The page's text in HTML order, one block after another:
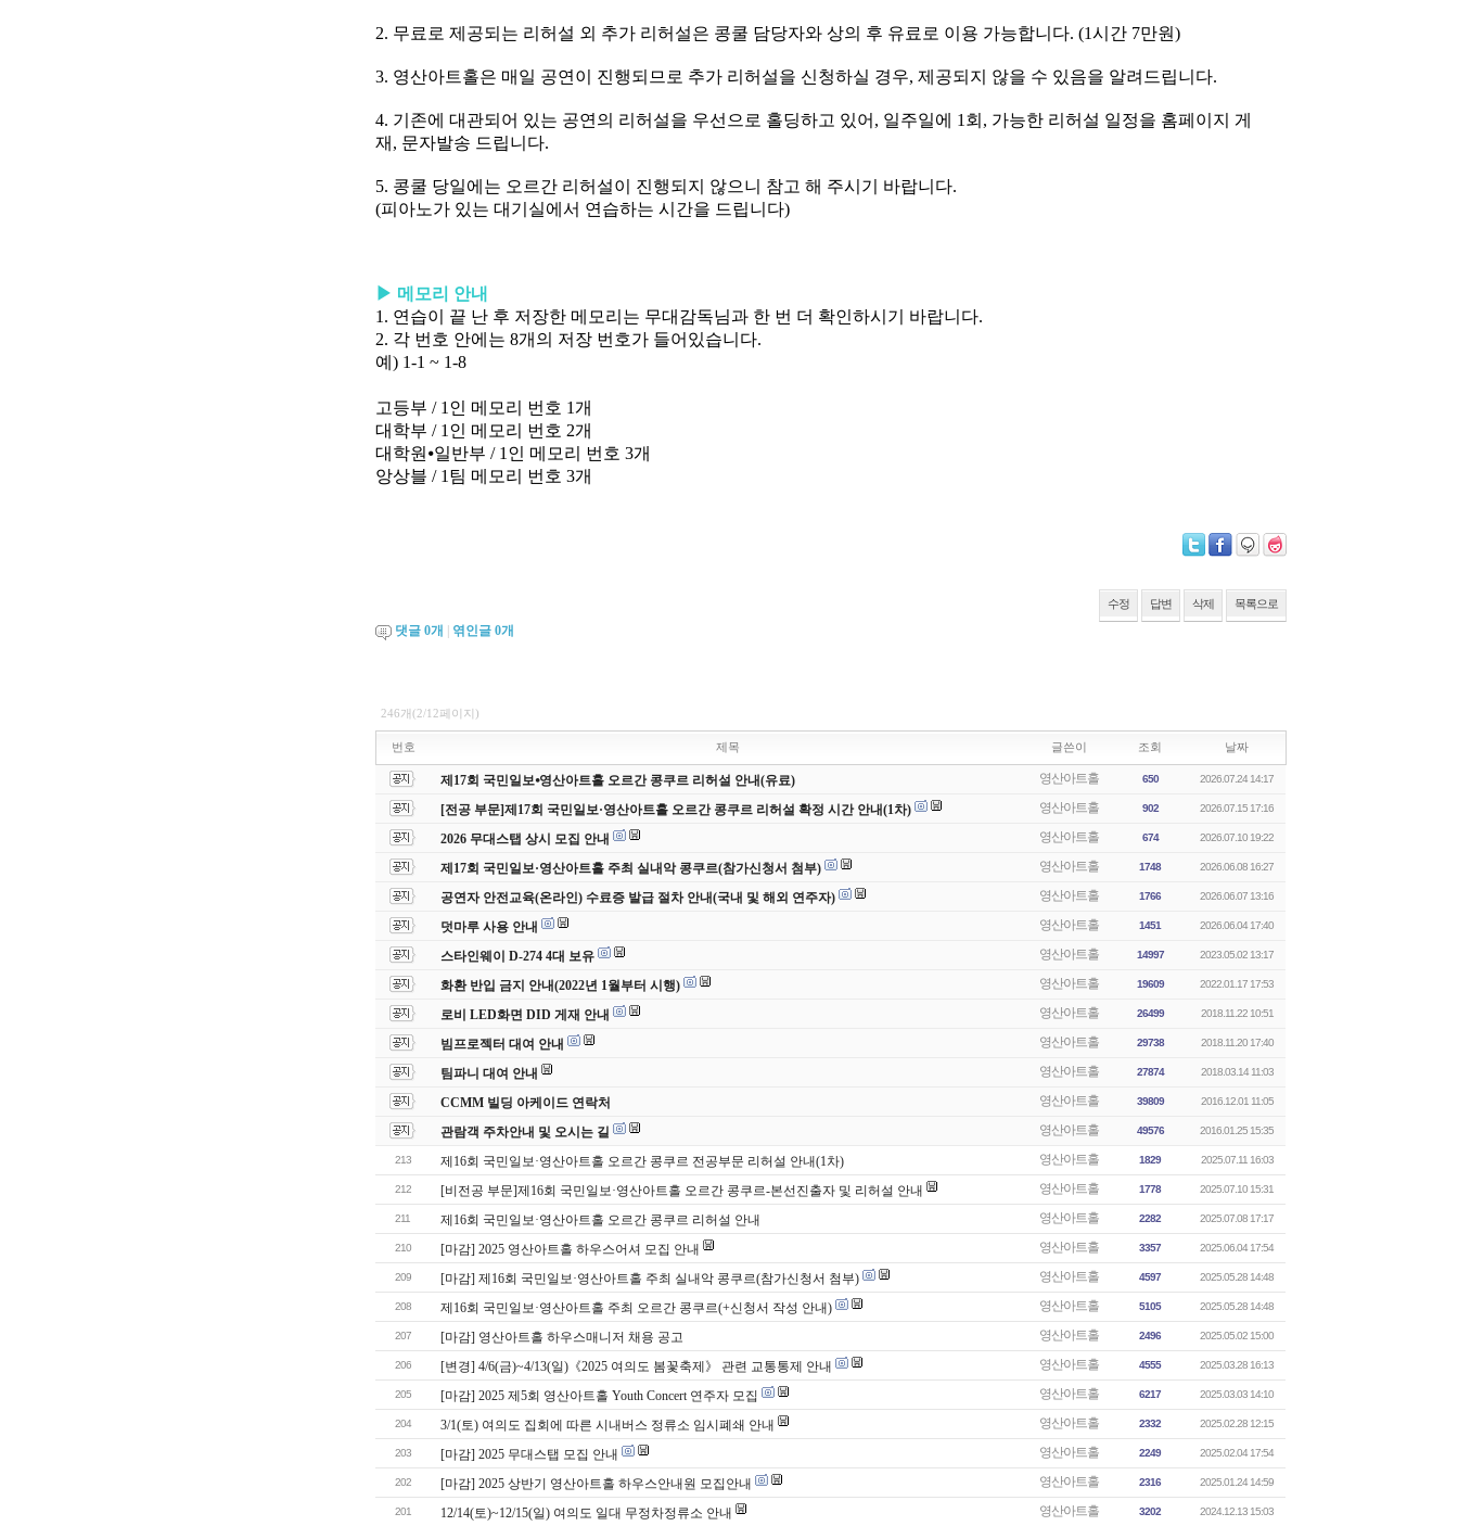
2. 무료로 제공되는 리허설 외 추가 리허설은 콩쿨 담당자와 상의 후 유료로 이용 가능합니다. (1시간 7만원)
3. 영산아트홀은 매일 공연이 진행되므로 추가 리허설을 신청하실 경우, 제공되지 않을 수 있음을 알려드립니다.
4. 기존에 대관되어 있는 공연의 리허설을 우선으로 홀딩하고 있어 , 일주일에 1 회 , 가능한 리허설 일정을 홈페이지 게
재 , 문자발송 드립니다.
5. 콩쿨 당일에는 오르간 리허설이 진행되지 않으니 참고 해 주시기 바랍니다.
(피아노가 있는 대기실에서 연습하는 시간을 드립니다)
▶ 메모리 안내
1. 연습이 끝 난 후 저장한 메모리는 무대감독님과 한 번 더 확인하시기 바랍니다.
2. 각 번호 안에는 8개의 저장 번호가 들어있습니다.
예 ) 1-1 ~ 1-8
고등부 / 1 인 메모리 번호 1개
대학부 / 1 인 메모리 번호 2개
대학원 ⦁일반부 / 1 인 메모리 번호 3개
앙상블 / 1 팀 메모리 번호 3개
수정 답변 삭제 목록으로
댓글 0개 엮인글 0개
246개(2/12페이지)
번호 제목 글쓴이 조회 날짜
제17회 국민일보⦁영산아트홀 오르간 콩쿠르 리허설 안내(유료) 영산아트홀 650 2026.07.24 14:17
[전공 부문]제17회 국민일보·영산아트홀 오르간 콩쿠르 리허설 확정 시간 안내(1차) 영산아트홀 902 2026.07.15 17:16
2026 무대스탭 상시 모집 안내 영산아트홀 674 2026.07.10 19:22
제17회 국민일보·영산아트홀 주최 실내악 콩쿠르(참가신청서 첨부) 영산아트홀 1748 2026.06.08 16:27
공연자 안전교육(온라인) 수료증 발급 절차 안내(국내 및 해외 연주자) 영산아트홀 1766 2026.06.07 13:16
덧마루 사용 안내 영산아트홀 1451 2026.06.04 17:40
스타인웨이 D-274 4대 보유 영산아트홀 14997 2023.05.02 13:17
화환 반입 금지 안내(2022년 1월부터 시행) 영산아트홀 19609 2022.01.17 17:53
로비 LED화면 DID 게재 안내 영산아트홀 26499 2018.11.22 10:51
빔프로젝터 대여 안내 영산아트홀 29738 2018.11.20 17:40
팀파니 대여 안내 영산아트홀 27874 2018.03.14 11:03
CCMM 빌딩 아케이드 연락처 영산아트홀 39809 2016.12.01 11:05
관람객 주차안내 및 오시는 길 영산아트홀 49576 2016.01.25 15:35
213 제16회 국민일보·영산아트홀 오르간 콩쿠르 전공부문 리허설 안내(1차) 영산아트홀 1829 2025.07.11 16:03
212 [비전공 부문]제16회 국민일보·영산아트홀 오르간 콩쿠르-본선진출자 및 리허설 안내 영산아트홀 1778 2025.07.10 15:31
211 제16회 국민일보·영산아트홀 오르간 콩쿠르 리허설 안내 영산아트홀 2282 2025.07.08 17:17
210 [마감] 2025 영산아트홀 하우스어셔 모집 안내 영산아트홀 3357 2025.06.04 17:54
209 [마감] 제16회 국민일보·영산아트홀 주최 실내악 콩쿠르(참가신청서 첨부) 영산아트홀 4597 2025.05.28 14:48
208 제16회 국민일보·영산아트홀 주최 오르간 콩쿠르(+신청서 작성 안내) 영산아트홀 5105 2025.05.28 14:48
207 [마감] 영산아트홀 하우스매니저 채용 공고 영산아트홀 2496 2025.05.02 15:00
206 [변경] 4/6(금)~4/13(일)《2025 여의도 봄꽃축제》 관련 교통통제 안내 영산아트홀 4555 2025.03.28 16:13
205 [마감] 2025 제5회 영산아트홀 Youth Concert 연주자 모집 영산아트홀 6217 2025.03.03 14:10
204 3/1(토) 여의도 집회에 따른 시내버스 정류소 임시폐쇄 안내 영산아트홀 2332 2025.02.28 12:15
203 [마감] 2025 무대스탭 모집 안내 영산아트홀 2249 2025.02.04 17:54
202 [마감] 2025 상반기 영산아트홀 하우스안내원 모집안내 영산아트홀 2316 2025.01.24 14:59
201 12/14(토)~12/15(일) 여의도 일대 무정차정류소 안내 영산아트홀 3202 2024.12.13 15:03